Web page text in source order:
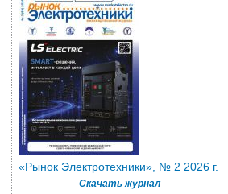
«Рынок Электротехники», № 2 2026 г.
Скачать журнал